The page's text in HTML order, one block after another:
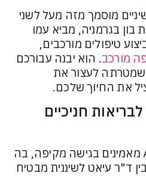
מוסמך מזה מעל לשני
בון בגרמניה, מביא עמו
טיפולים מורכבים,
מורכב. הוא יבנה עבורכם
שמטרתה לעצור את
את החיוך שלכם.
חניכיים
אנו במרפאת Ayat Dent מאמינים בגישה מקיפה, בה
ד"ר עיאט לשיננית מבטיח